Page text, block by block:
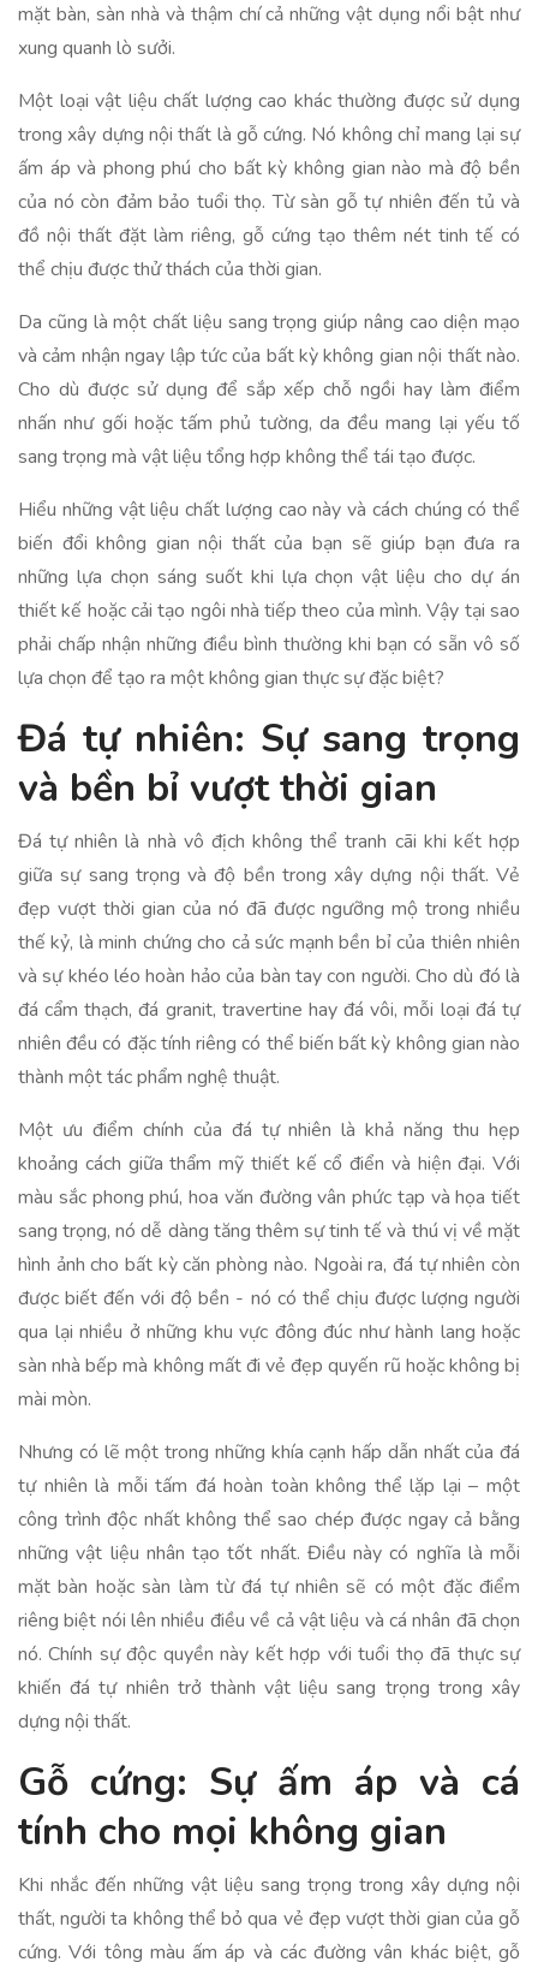
mặt bàn, sàn nhà và thậm chí cả những vật dụng nổi bật như
xung quanh lò sưởi.
Một loại vật liệu chất lượng cao khác thường được sử dụng
trong xây dựng nội thất là gỗ cứng. Nó không chỉ mang lại sự
ấm áp và phong phú cho bất kỳ không gian nào mà độ bền
của nó còn đảm bảo tuổi thọ. Từ sàn gỗ tự nhiên đến tủ và
đồ nội thất đặt làm riêng, gỗ cứng tạo thêm nét tinh tế có
thể chịu được thử thách của thời gian.
Da cũng là một chất liệu sang trọng giúp nâng cao diện mạo
và cảm nhận ngay lập tức của bất kỳ không gian nội thất nào.
Cho dù được sử dụng để sắp xếp chỗ ngồi hay làm điểm
nhấn như gối hoặc tấm phủ tường, da đều mang lại yếu tố
sang trọng mà vật liệu tổng hợp không thể tái tạo được.
Hiểu những vật liệu chất lượng cao này và cách chúng có thể
biến đổi không gian nội thất của bạn sẽ giúp bạn đưa ra
những lựa chọn sáng suốt khi lựa chọn vật liệu cho dự án
thiết kế hoặc cải tạo ngôi nhà tiếp theo của mình. Vậy tại sao
phải chấp nhận những điều bình thường khi bạn có sẵn vô số
lựa chọn để tạo ra một không gian thực sự đặc biệt?
Đá tự nhiên: Sự sang trọng
và bền bỉ vượt thời gian
Đá tự nhiên là nhà vô địch không thể tranh cãi khi kết hợp
giữa sự sang trọng và độ bền trong xây dựng nội thất. Vẻ
đẹp vượt thời gian của nó đã được ngưỡng mộ trong nhiều
thế kỷ, là minh chứng cho cả sức mạnh bền bỉ của thiên nhiên
và sự khéo léo hoàn hảo của bàn tay con người. Cho dù đó là
đá cẩm thạch, đá granit, travertine hay đá vôi, mỗi loại đá tự
nhiên đều có đặc tính riêng có thể biến bất kỳ không gian nào
thành một tác phẩm nghệ thuật.
Một ưu điểm chính của đá tự nhiên là khả năng thu hẹp
khoảng cách giữa thẩm mỹ thiết kế cổ điển và hiện đại. Với
màu sắc phong phú, hoa văn đường vân phức tạp và họa tiết
sang trọng, nó dễ dàng tăng thêm sự tinh tế và thú vị về mặt
hình ảnh cho bất kỳ căn phòng nào. Ngoài ra, đá tự nhiên còn
được biết đến với độ bền - nó có thể chịu được lượng người
qua lại nhiều ở những khu vực đông đúc như hành lang hoặc
sàn nhà bếp mà không mất đi vẻ đẹp quyến rũ hoặc không bị
mài mòn.
Nhưng có lẽ một trong những khía cạnh hấp dẫn nhất của đá
tự nhiên là mỗi tấm đá hoàn toàn không thể lặp lại – một
công trình độc nhất không thể sao chép được ngay cả bằng
những vật liệu nhân tạo tốt nhất. Điều này có nghĩa là mỗi
mặt bàn hoặc sàn làm từ đá tự nhiên sẽ có một đặc điểm
riêng biệt nói lên nhiều điều về cả vật liệu và cá nhân đã chọn
nó. Chính sự độc quyền này kết hợp với tuổi thọ đã thực sự
khiến đá tự nhiên trở thành vật liệu sang trọng trong xây
dựng nội thất.
Gỗ cứng: Sự ấm áp và cá
tính cho mọi không gian
Khi nhắc đến những vật liệu sang trọng trong xây dựng nội
thất, người ta không thể bỏ qua vẻ đẹp vượt thời gian của gỗ
cứng. Với tông màu ấm áp và các đường vân khác biệt, gỗ